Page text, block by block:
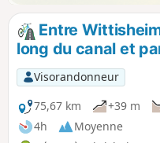
Entre
long du canal et
Visorandonneur
75,67 km
+39 m
4h
Moyenne